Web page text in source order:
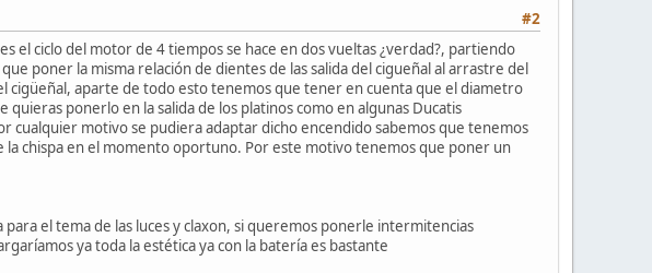
#2
el ciclo del motor de 4 tiempos se hace en dos vueltas ¿verdad?, partiendo
poner la misma relación de dientes de las salida del cigueñal al arrastre del
cigüeñal, aparte de todo esto tenemos que tener en cuenta que el diametro
ponerlo en la salida de los platinos como en algunas Ducatis
cualquier motivo se pudiera adaptar dicho encendido sabemos que tenemos
chispa en el momento oportuno. Por este motivo tenemos que poner un
el tema de las luces y claxon, si queremos ponerle intermitencias
ya toda la estética ya con la batería es bastante